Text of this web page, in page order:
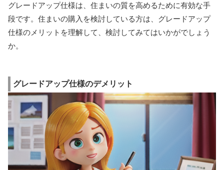
グレードアップ仕様は、住まいの質を高めるために有効な手
段です。住まいの購入を検討している方は、グレードアップ
仕様のメリットを理解して、検討してみてはいかがでしょう
か。
グレードアップ仕様のデメリット